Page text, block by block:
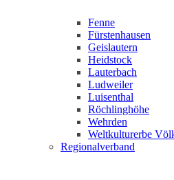
Fenne
Fürstenhausen
Geislautern
Heidstock
Lauterbach
Ludweiler
Luisenthal
Röchlinghöhe
Wehrden
Weltkulturerbe
Regionalverband